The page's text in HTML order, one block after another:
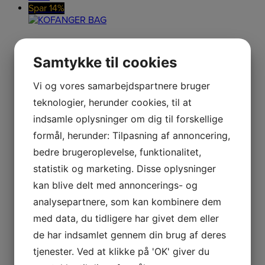
Spar 14%
KOFANGER BAG
KOFANGER BAG Passer til: Automower 550 EPOS
kr.
Original price was:
369,00 kr.. 319,00kr.Current price is: 319,00 kr..
mere
Netpris
Kofanger bag
BUMPER579,00kr. Original price was:
579,00 kr.. 499,00kr.Current price is: 499,00 kr..
Samtykke til cookies
Vi og vores samarbejdspartnere bruger
teknologier, herunder cookies, til at
indsamle oplysninger om dig til forskellige
formål, herunder: Tilpasning af annoncering,
bedre brugeroplevelse, funktionalitet,
statistik og marketing. Disse oplysninger
kan blive delt med annoncerings- og
analysepartnere, som kan kombinere dem
med data, du tidligere har givet dem eller
de har indsamlet gennem din brug af deres
tjenester. Ved at klikke på 'OK' giver du